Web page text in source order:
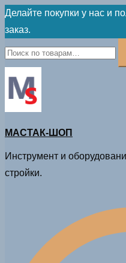
Skip
to
content
Делайте покупки у нас и
заказ.
Искать:
МАСТАК-ШОП
Инструмент и
стройки.